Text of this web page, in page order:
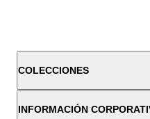
COLECCIONES
INFORMACIÓN